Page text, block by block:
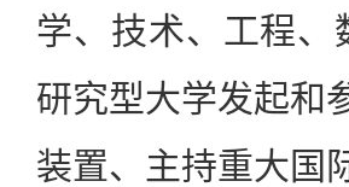
学、技术、工程
研究型大学发起和
装置、主持重大国